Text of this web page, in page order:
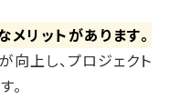
リットがあります。
向上し、プロジェクト
。